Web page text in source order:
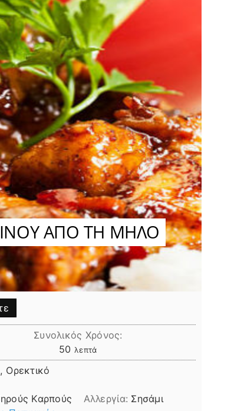
ΑΠΟ ΤΗ ΜΗΛΟ
Συνολικός Χρόνος:
50 λεπτά
λεπτά
Ορεκτικό
Καρπούς Αλλεργία: Σησάμι